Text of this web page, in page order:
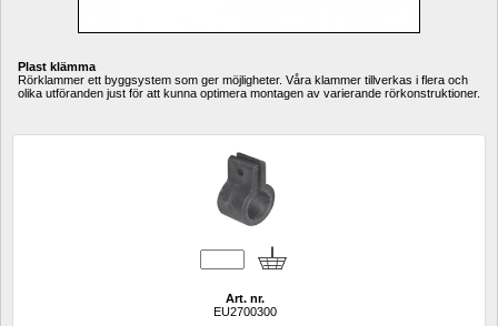
Plast klämma
Rörklammer ett byggsystem som ger möjligheter. Våra klammer tillverkas i flera och
olika utföranden just för att kunna optimera montagen av varierande rörkonstruktioner.
Art. nr.
EU2700300